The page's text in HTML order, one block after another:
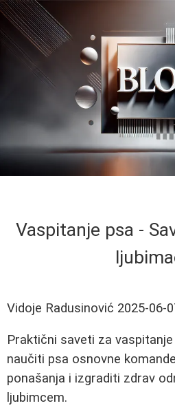
Vaspitanje psa -
Vidoje Radusinović 2025-06-
Praktični saveti za
naučiti psa osnovne
ponašanja i izgraditi zdrav
ljubimcem.